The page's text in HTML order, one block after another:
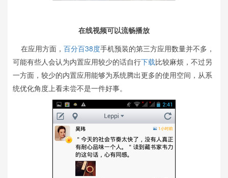
在线视频可以流畅播放
在应用方面， 百分百38度手机预装的第三方应用数量并不多，
可能有些人会认为内置应用较少的话自行下载比较麻烦，不过另
一方面，较少的内置应用能够为系统腾出更多的使用空间，从系
统优化角度上看未尝不是一件好事。